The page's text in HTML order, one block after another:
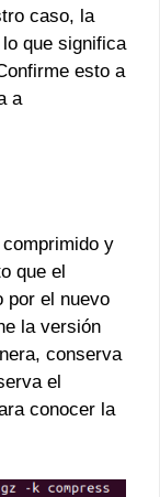
caso, la
que significa
esto a
a
y
que el
por el nuevo
la versión
conserva
el
conocer la